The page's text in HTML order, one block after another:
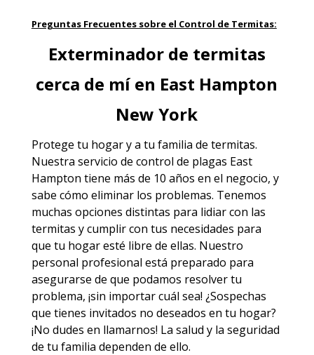
Preguntas Frecuentes sobre el Control de Termitas:
Exterminador de termitas
cerca de mí en East Hampton
New York
Protege tu hogar y a tu familia de termitas.
Nuestra servicio de control de plagas East
Hampton tiene más de 10 años en el negocio, y
sabe cómo eliminar los problemas. Tenemos
muchas opciones distintas para lidiar con las
termitas y cumplir con tus necesidades para
que tu hogar esté libre de ellas. Nuestro
personal profesional está preparado para
asegurarse de que podamos resolver tu
problema, ¡sin importar cuál sea! ¿Sospechas
que tienes invitados no deseados en tu hogar?
¡No dudes en llamarnos! La salud y la seguridad
de tu familia dependen de ello.